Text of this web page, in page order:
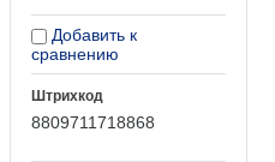
Добавить к
сравнению
Штрихкод
8809711718868